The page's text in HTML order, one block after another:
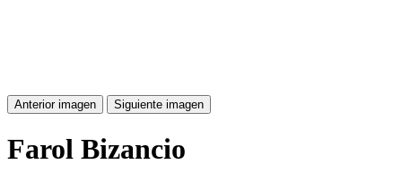
Anterior imagen Siguiente imagen
Farol Bizancio